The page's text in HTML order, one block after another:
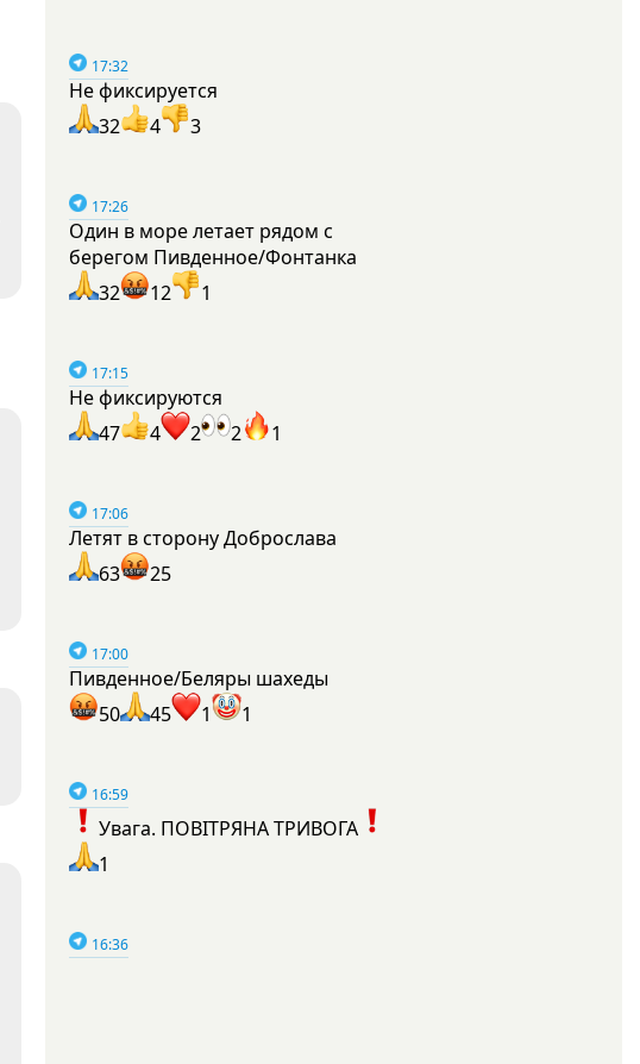
17:32
Не фиксируется
32
4 3
17:26
Один в море летает рядом с
берегом Пивденное/Фонтанка
32
12 1
17:15
Не фиксируются
47
4 2 2 1
17:06
Летят в сторону Доброслава
63
25
17:00
Пивденное/Беляры шахеды
50
45 1 1
16:59
Увага. ПОВІТРЯНА ТРИВОГА
1
16:36